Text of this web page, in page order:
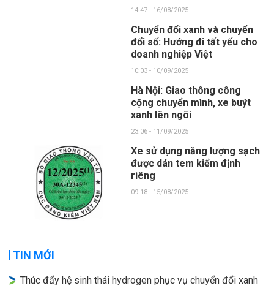
14:47 - 16/08/2025
Chuyển đổi xanh và chuyển
đổi số: Hướng đi tất yếu cho
doanh nghiệp Việt
10:03 - 10/09/2025
Hà Nội: Giao thông công
cộng chuyển mình, xe buýt
xanh lên ngôi
23:06 - 11/09/2025
Xe sử dụng năng lượng sạch
được dán tem kiểm định
riêng
09:18 - 15/08/2025
TIN MỚI
Thúc đẩy hệ sinh thái hydrogen phục vụ chuyển đổi xanh